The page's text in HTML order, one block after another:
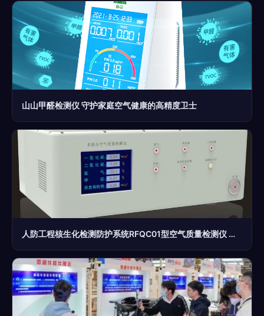
山山甲醛检测仪 守护家庭空气健康的高精度卫士
人防工程核生化检测防护系统RFQC01型空气质量检测仪 守护地下国防空间的“隐形卫士”